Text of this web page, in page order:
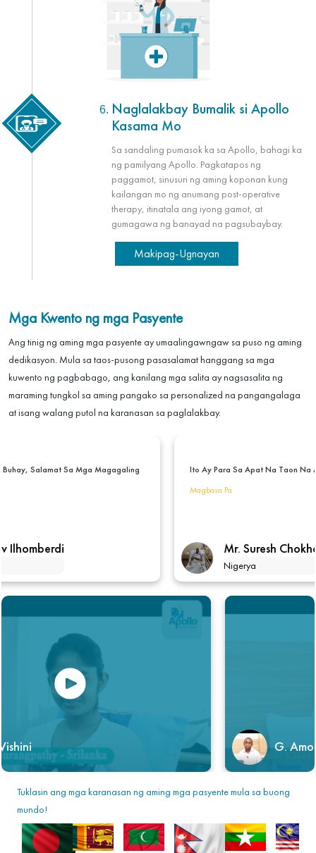
Naglalakbay Bumalik si Apollo
Kasama Mo
Sa sandaling pumasok ka sa Apollo, bahagi ka
ng pamilyang Apollo. Pagkatapos ng
paggamot, sinusuri ng aming koponan kung
kailangan mo ng anumang post-operative
therapy, itinatala ang iyong gamot, at
gumagawa ng banayad na pagsubaybay.
Makipag-Ugnayan
Mga Kwento ng mga Pasyente
Ang tinig ng aming mga pasyente ay umaalingawngaw sa puso ng aming
dedikasyon. Mula sa taos-pusong pasasalamat hanggang sa mga
kuwento ng pagbabago, ang kanilang mga salita ay nagsasalita ng
maraming tungkol sa aming pangako sa personalized na pangangalaga
at isang walang putol na karanasan sa paglalakbay.
Aking Buhay, Salamat Sa Mga Magagaling
Ilhomberdi
Ito Ay Para Sa Apat Na
Magbasa Pa
Mr. Suresh
Nigerya
G. Amos
Tuklasin ang mga karanasan ng aming mga pasyente mula sa buong
mundo!